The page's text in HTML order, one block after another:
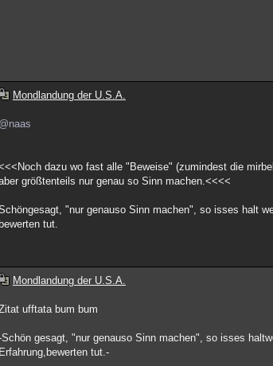
Mondlandung der U.S.A.
@naas
dazu wo fast alle "Beweise" (zumindest die
größtenteils nur genau so Sinn machen.<<<<
"nur genauso Sinn machen", so isses halt
bewerten tut.
Mondlandung der U.S.A.
ufftata bum bum
Schön gesagt, "nur genauso Sinn machen", so isses
Erfahrung,bewerten tut.-